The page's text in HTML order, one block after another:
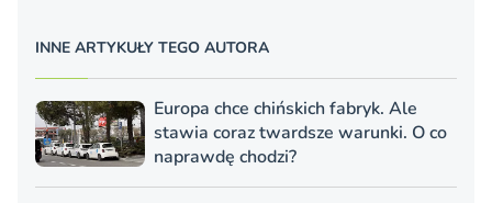
INNE ARTYKUŁY TEGO AUTORA
Europa chce chińskich fabryk. Ale
stawia coraz twardsze warunki. O co
naprawdę chodzi?